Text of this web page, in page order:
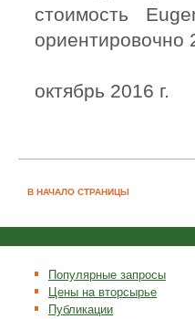
стоимость
ориентировочно
октябрь 2016 г.
В НАЧАЛО СТРАНИЦЫ
Популярные запросы
Цены на вторсырье
Публикации